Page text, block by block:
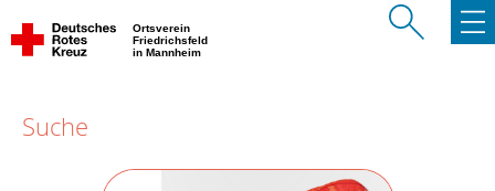
Ortsverein
Friedrichsfeld
in Mannheim
Suche